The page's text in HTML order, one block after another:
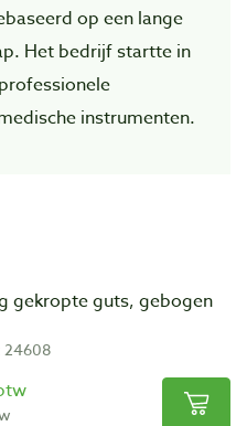
op een lange
Het bedrijf startte in
instrumenten.
gekropte guts, gebogen
24608